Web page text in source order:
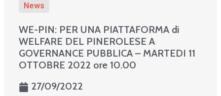
News
WE-PIN: PER UNA PIATTAFORMA di
WELFARE DEL PINEROLESE A
GOVERNANCE PUBBLICA – MARTEDI 11
OTTOBRE 2022 ore 10.00
27/09/2022